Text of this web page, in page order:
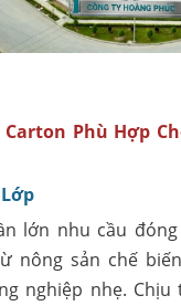
Carton Phù Hợp
lớn nhu cầu
nông sản chế
nghiệp nhẹ. Chịu